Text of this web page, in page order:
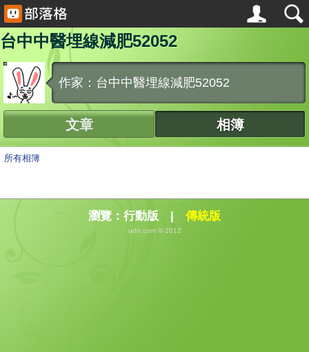
台中中醫埋線減肥52052
作家：台中中醫埋線減肥52052
文章 相簿
所有相簿
瀏覽： 行動版 | 傳統版
udn.com © 2012